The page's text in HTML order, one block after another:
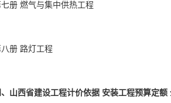
、山西省建设工程计价依据 安装工程预算定